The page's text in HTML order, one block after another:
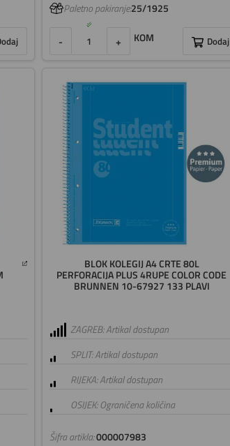
Paletno pakiranje:25/1925
- + KOM Dodaj
BLOK KOLEGIJ A4 CRTE 80L
PERFORACIJA PLUS 4RUPE COLOR CODE
BRUNNEN 10-67927 133 PLAVI
Šifra artikla:000007983
ZAGREB: Artikal dostupan
SPLIT: Artikal dostupan
RIJEKA: Artikal dostupan
OSIJEK: Ograničena količina